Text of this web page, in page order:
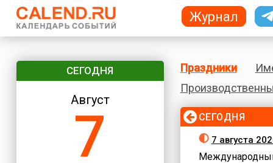
СЕГОДНЯ
Август
7
Праздники
СЕГОДНЯ
7 августа
Журнал